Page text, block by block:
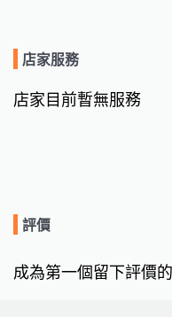
店家服務
店家目前暫無服務
評價
成為第一個留下評價